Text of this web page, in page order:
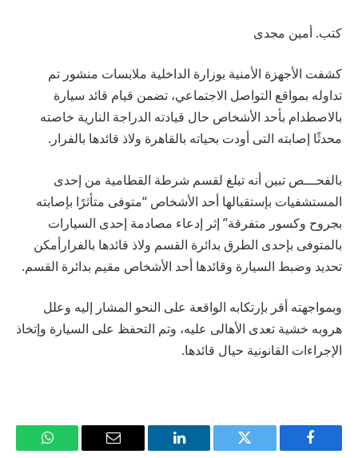
كتب. أمين مجدى
كشفت الأجهزة الأمنية بوزارة الداخلية ملابسات منشور تم
تداوله بمواقع التواصل الاجتماعي، تضمن قيام قائد سيارة
بالاصطدام بأحد الأشخاص حال قيادته الدراجة النارية خاصته
محدثًا إصابته التى أودت بحياته بالقاهرة ولاذ قائدها بالفرار.
بالفحـــص تبين أنه تبلغ لقسم شرطة القطامية من إحدى
المستشفيات بإستقبالها أحد الأشخاص “متوفى متأثرًا بإصابته
بجروح وكسور متفرقة” إثر إدعاء مصادمة إحدى السيارات
بالمتوفى بإحدى الطرق بدائرة القسم ولاذ قائدها بالفرارأمكن
تحديد وضبط السيارة وقائدها أحد الأشخاص مقيم بدائرة القسم.
وبمواجهته أقر بإرتكابه الواقعة على النحو المشار إليه وعلل
هروبه خشية تعدى الأهالى عليه، وتم التحفظ على السيارة وإتخاذ
الإجراءات القانونية حيال قائدها.
فيسبوك تويتر لينكدإن
البريد
واتساب